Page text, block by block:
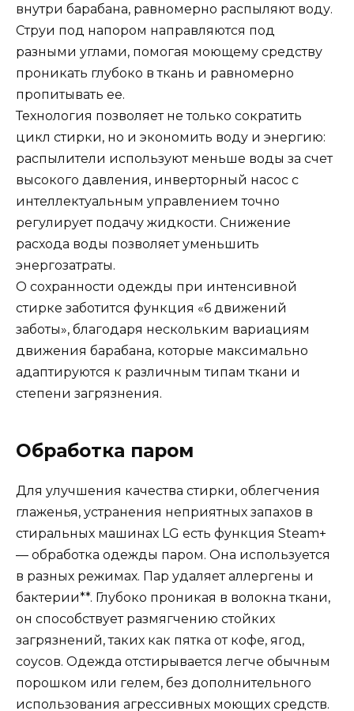
внутри барабана, равномерно распыляют воду.
Струи под напором направляются под
разными углами, помогая моющему средству
проникать глубоко в ткань и равномерно
пропитывать ее.
Технология позволяет не только сократить
цикл стирки, но и экономить воду и энергию:
распылители используют меньше воды за счет
высокого давления, инверторный насос с
интеллектуальным управлением точно
регулирует подачу жидкости. Снижение
расхода воды позволяет уменьшить
энергозатраты.
О сохранности одежды при интенсивной
стирке заботится функция «6 движений
заботы», благодаря нескольким вариациям
движения барабана, которые максимально
адаптируются к различным типам ткани и
степени загрязнения.
Обработка паром
Для улучшения качества стирки, облегчения
глаженья, устранения неприятных запахов в
стиральных машинах LG есть функция Steam+
— обработка одежды паром. Она используется
в разных режимах. Пар удаляет аллергены и
бактерии**. Глубоко проникая в волокна ткани,
он способствует размягчению стойких
загрязнений, таких как пятка от кофе, ягод,
соусов. Одежда отстирывается легче обычным
порошком или гелем, без дополнительного
использования агрессивных моющих средств.